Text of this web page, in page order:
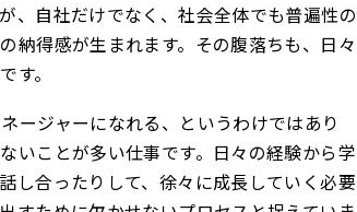
、自社だけでなく、社会全体でも普遍性の
納得感が生まれます。その腹落ちも、日々
す。
ージャーになれる、というわけではあり
いことが多い仕事です。日々の経験から学
し合ったりして、徐々に成長していく必要